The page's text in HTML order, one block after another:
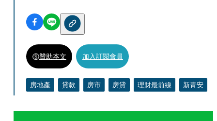
贊助本文 加入訂閱會員
房地產 貸款 房市 房貸 理財最前線 新青安